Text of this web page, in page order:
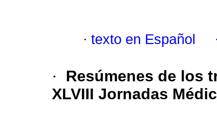
· texto en Español
·
Resúmenes de los
XLVIII Jornadas